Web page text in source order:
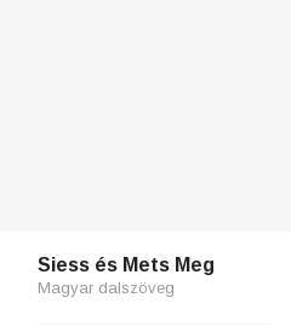
Siess és Mets Meg
Magyar dalszöveg